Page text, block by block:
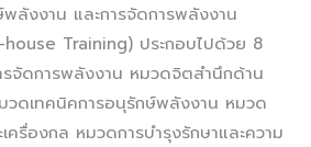
พลังงาน และการจัดการพลังงาน
Training) ประกอบไปด้วย 8
จัดการพลังงาน หมวดจิตสำนึกด้าน
ดเทคนิคการอนุรักษ์พลังงาน หมวด
ครื่องกล หมวดการบำรุงรักษาและความ